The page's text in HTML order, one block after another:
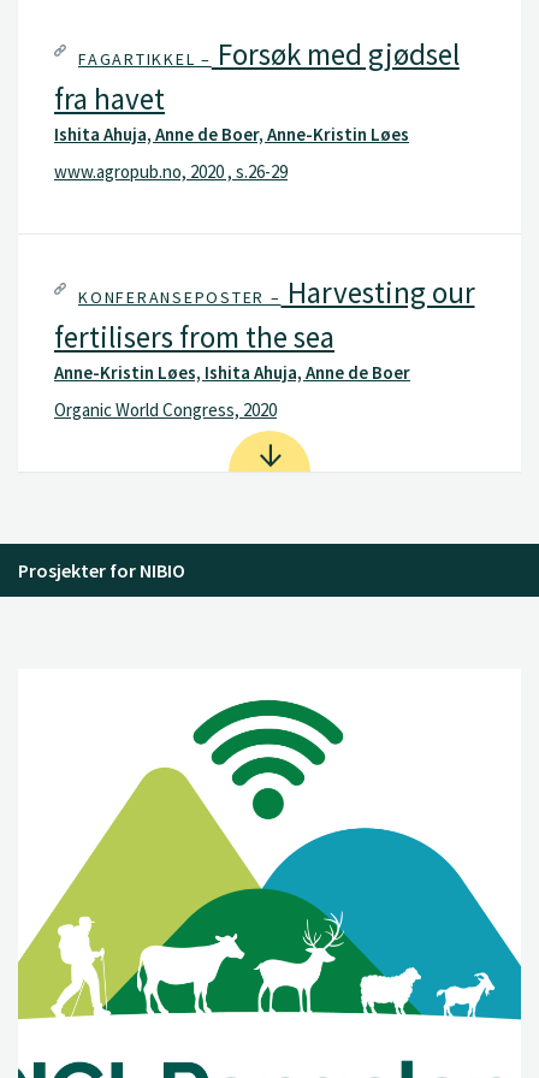
FAGARTIKKEL – Forsøk med gjødsel
fra havet
Ishita Ahuja, Anne de Boer, Anne-Kristin Løes
www.agropub.no, 2020 , s.26-29
KONFERANSEPOSTER – Harvesting our
fertilisers from the sea
Anne-Kristin Løes, Ishita Ahuja, Anne de Boer
Organic World Congress, 2020
Prosjekter for NIBIO